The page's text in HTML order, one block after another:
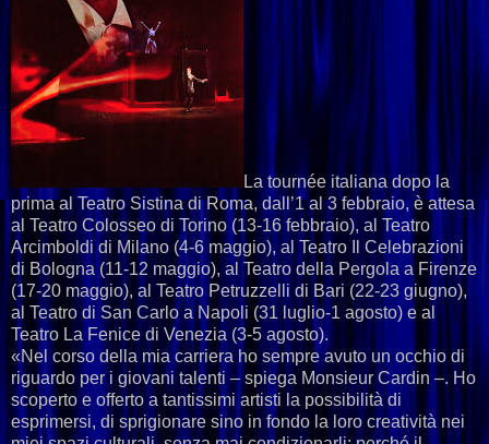
La tournée italiana dopo la
prima al Teatro Sistina di Roma, dall’1 al 3 febbraio, è attesa
al Teatro Colosseo di Torino (13-16 febbraio), al Teatro
Arcimboldi di Milano (4-6 maggio), al Teatro Il Celebrazioni
di Bologna (11-12 maggio), al Teatro della Pergola a Firenze
(17-20 maggio), al Teatro Petruzzelli di Bari (22-23 giugno),
al Teatro di San Carlo a Napoli (31 luglio-1 agosto) e al
Teatro La Fenice di Venezia (3-5 agosto).
«Nel corso della mia carriera ho sempre avuto un occhio di
riguardo per i giovani talenti – spiega Monsieur Cardin –. Ho
scoperto e offerto a tantissimi artisti la possibilità di
esprimersi, di sprigionare sino in fondo la loro creatività nei